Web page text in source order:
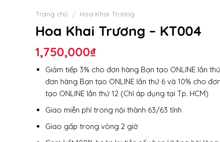
Trang chủ / Hoa Khai Trương
Hoa Khai Trương – KT004
1,750,000₫
Giảm tiếp 3% cho đơn hàng Bạn tạo ONLINE lần
đơn hàng Bạn tạo ONLINE lần thứ 6 và 10% cho
tạo ONLINE lần thứ 12 (Chỉ áp dụng tại Tp. HCM)
Giao miễn phí trong nội thành 63/63 tỉnh
Giao gấp trong vòng 2 giờ